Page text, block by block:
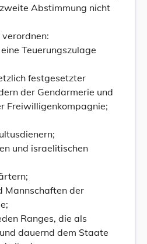
Abstimmung nicht
Teuerungszulage
festgesetzter
der Gendarmerie und
Freiwilligenkompagnie;
und israelitischen
Mannschaften der
Ranges, die als
dauernd dem Staate